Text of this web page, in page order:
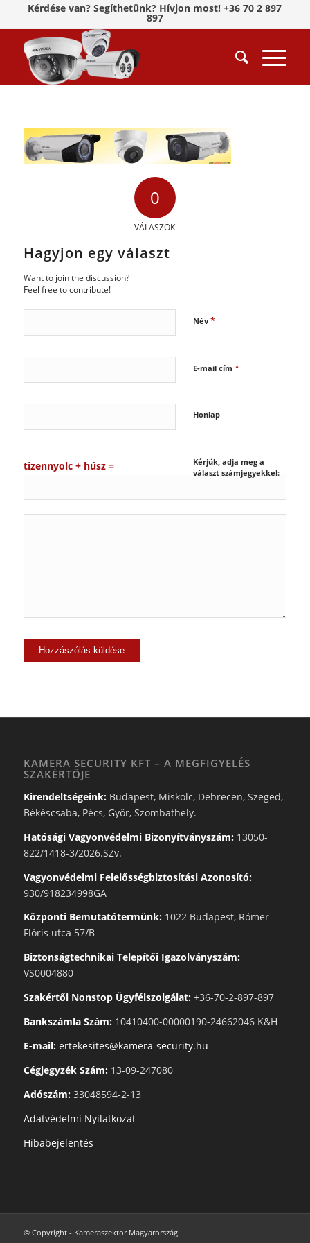
Kérdése van? Segíthetünk? Hívjon most! +36 70 2 897
897
0
VÁLASZOK
Hagyjon egy választ
Want to join the discussion?
Feel free to contribute!
Név *
E-mail cím *
Honlap
Kérjük, adja meg a
választ számjegyekkel:
tizennyolc + húsz =
KAMERA SECURITY KFT – A MEGFIGYELÉS
SZAKÉRTŐJE
Kirendeltségeink:Budapest, Miskolc, Debrecen, Szeged,
Békéscsaba, Pécs, Győr, Szombathely.
Hatósági Vagyonvédelmi Bizonyítványszám:13050-
822/1418-3/2026.SZv.
Vagyonvédelmi Felelősségbiztosítási Azonosító:
930/918234998GA
Központi Bemutatótermünk:1022 Budapest, Rómer
Flóris utca 57/B
Biztonságtechnikai Telepítői Igazolványszám:
VS0004880
Szakértői Nonstop Ügyfélszolgálat:+36-70-2-897-897
Bankszámla Szám:10410400-00000190-24662046 K&H
E-mail: ertekesites@kamera-security.hu
Cégjegyzék Szám:13-09-247080
Adószám:33048594-2-13
Adatvédelmi Nyilatkozat
Hibabejelentés
© Copyright - Kameraszektor Magyarország